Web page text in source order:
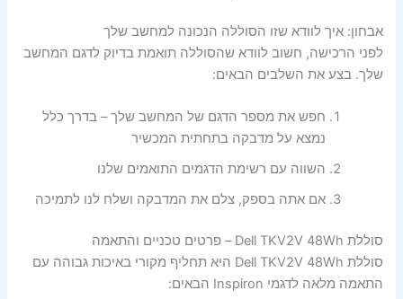
אבחון: איך לוודא שזו הסוללה הנכונה למחשב שלך
לפני הרכישה, חשוב לוודא שהסוללה תואמת בדיוק לדגם המחשב
שלך. בצע את השלבים הבאים:
חפש את מספר הדגם של המחשב שלך – בדרך כלל
נמצא על מדבקה בתחתית המכשיר
השווה עם רשימת הדגמים התואמים שלנו
אם אתה בספק, צלם את המדבקה ושלח לנו לתמיכה
סוללת Dell TKV2V 48Wh – פרטים טכניים והתאמה
סוללת Dell TKV2V 48Wh היא תחליף מקורי באיכות גבוהה עם
התאמה מלאה לדגמי Inspiron הבאים: